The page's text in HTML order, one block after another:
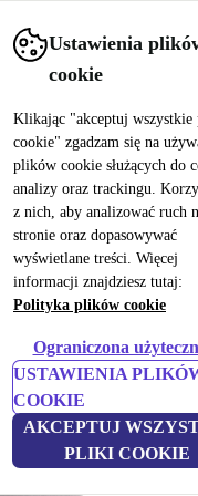
Ustawienia
cookie
Klikając "akceptuj
cookie" zgadzam się na
plików cookie służących do
analizy oraz trackingu.
z nich, aby analizować ruch
stronie oraz dopasowywać
wyświetlane treści. Więcej
informacji znajdziesz tutaj:
Polityka plików cookie
Ograniczona
USTAWIENIA
COOKIE
AKCEPTUJ
PLIKI COOKIE
school
(PC) Komputery Fujitsu
11 Pro